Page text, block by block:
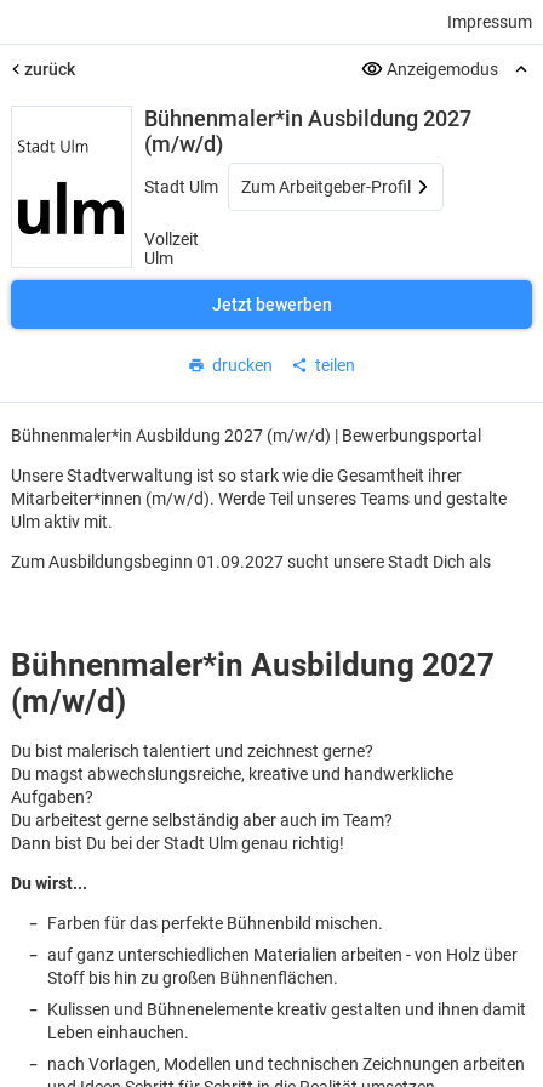
Impressum
zurück Anzeigemodus
Bühnenmaler*in Ausbildung 2027
(m/w/d)
Stadt Ulm Zum Arbeitgeber-Profil
Vollzeit
Ulm
Jetzt bewerben
drucken teilen
Bühnenmaler*in Ausbildung 2027 (m/w/d) | Bewerbungsportal
Unsere Stadtverwaltung ist so stark wie die Gesamtheit ihrer
Mitarbeiter*innen (m/w/d). Werde Teil unseres Teams und gestalte
Ulm aktiv mit.
Zum Ausbildungsbeginn 01.09.2027 sucht unsere Stadt Dich als
Bühnenmaler*in Ausbildung 2027
(m/w/d)
Du bist malerisch talentiert und zeichnest gerne?
Du magst abwechslungsreiche, kreative und handwerkliche
Aufgaben?
Du arbeitest gerne selbständig aber auch im Team?
Dann bist Du bei der Stadt Ulm genau richtig!
Du wirst...
Farben für das perfekte Bühnenbild mischen.
auf ganz unterschiedlichen Materialien arbeiten - ­­von Holz über
Stoff bis hin zu großen Bühnenflächen.
Kulissen und Bühnenelemente kreativ gestalten und ihnen damit
Leben einhauchen.
nach Vorlagen, Modellen und technischen Zeichnungen arbeiten
Karte anzeigen